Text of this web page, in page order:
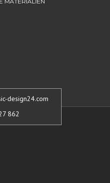
design24.com
862